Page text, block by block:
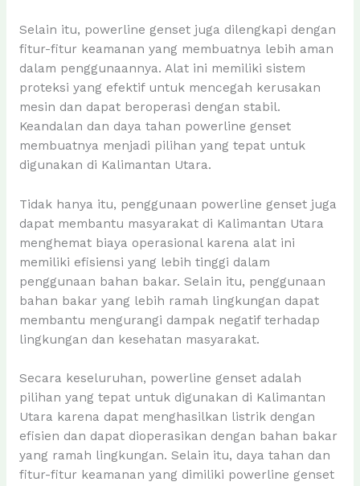
Selain itu, powerline genset juga dilengkapi dengan
fitur-fitur keamanan yang membuatnya lebih aman
dalam penggunaannya. Alat ini memiliki sistem
proteksi yang efektif untuk mencegah kerusakan
mesin dan dapat beroperasi dengan stabil.
Keandalan dan daya tahan powerline genset
membuatnya menjadi pilihan yang tepat untuk
digunakan di Kalimantan Utara.
Tidak hanya itu, penggunaan powerline genset juga
dapat membantu masyarakat di Kalimantan Utara
menghemat biaya operasional karena alat ini
memiliki efisiensi yang lebih tinggi dalam
penggunaan bahan bakar. Selain itu, penggunaan
bahan bakar yang lebih ramah lingkungan dapat
membantu mengurangi dampak negatif terhadap
lingkungan dan kesehatan masyarakat.
Secara keseluruhan, powerline genset adalah
pilihan yang tepat untuk digunakan di Kalimantan
Utara karena dapat menghasilkan listrik dengan
efisien dan dapat dioperasikan dengan bahan bakar
yang ramah lingkungan. Selain itu, daya tahan dan
fitur-fitur keamanan yang dimiliki powerline genset